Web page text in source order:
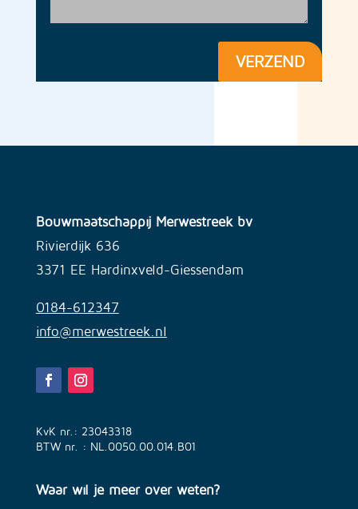
VERZEND
Bouwmaatschappij Merwestreek bv
Rivierdijk 636
3371 EE Hardinxveld-Giessendam
0184-612347
info@merwestreek.nl
KvK nr.: 23043318
BTW nr. : NL.0050.00.014.B01
Waar wil je meer over weten?